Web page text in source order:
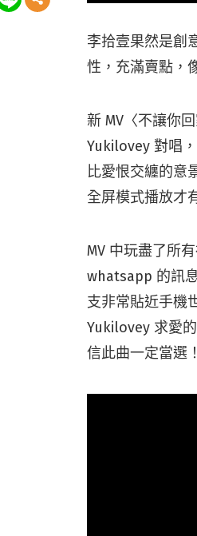
李拾壹果然是創
性，充滿賣點，
新 MV〈不讓你
Yukilovey 對唱
比愛恨交纏的意
全屏模式播放才
MV 中玩盡了所
whatsapp 的訊
支非常貼近手機
Yukilovey 求愛
信此曲一定當選